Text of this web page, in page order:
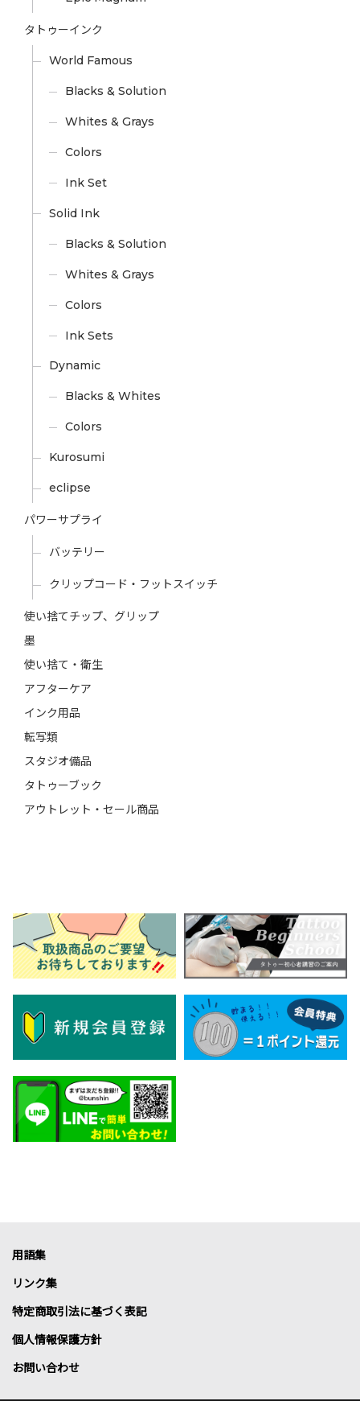
タトゥーインク
World Famous
Blacks & Solution
Whites & Grays
Colors
Ink Set
Solid Ink
Blacks & Solution
Whites & Grays
Colors
Ink Sets
Dynamic
Blacks & Whites
Colors
Kurosumi
eclipse
パワーサプライ
バッテリー
クリップコード・フットスイッチ
使い捨てチップ、グリップ
墨
使い捨て・衛生
アフターケア
インク用品
転写類
スタジオ備品
タトゥーブック
アウトレット・セール商品
用語集
リンク集
特定商取引法に基づく表記
個人情報保護方針
お問い合わせ